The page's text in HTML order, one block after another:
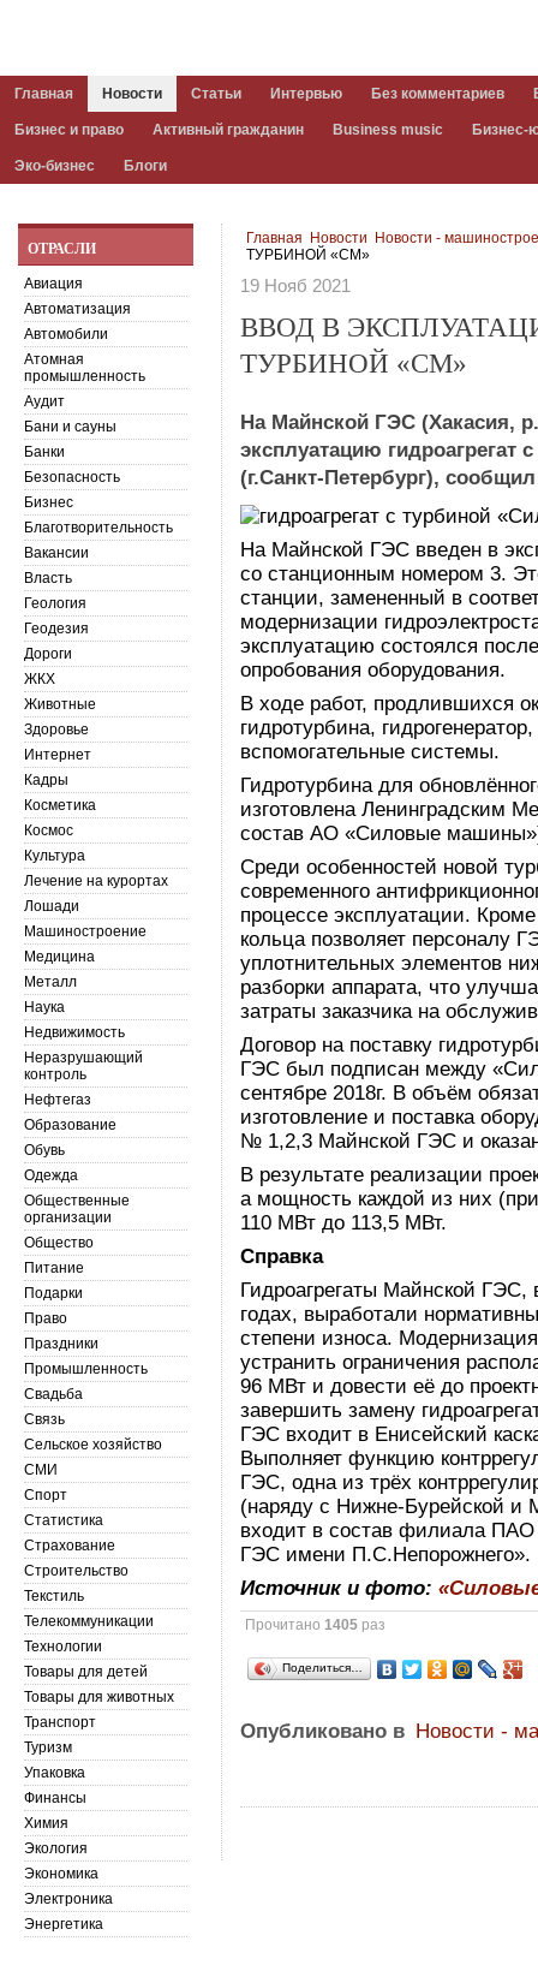
Главная Новости Статьи Интервью Без комментариев
Бизнес и право Активный гражданин Business music Бизнес-
Эко-бизнес Блоги
Главная Новости
Новости -
ТУРБИНОЙ «СМ»
19 Нояб 2021
ВВОД В
ТУРБИНОЙ «СМ»
На Майнской ГЭС (Хакасия,
эксплуатацию
(г.Санкт-Петербург),
На Майнской ГЭС введен в
со станционным номером 3.
станции, замененный в
модернизации
эксплуатацию состоялся
опробования оборудования.
В ходе работ, продлившихся
гидротурбина,
вспомогательные системы.
Гидротурбина для
изготовлена Ленинградским
состав АО «Силовые
Среди особенностей новой
современного
процессе эксплуатации. Кроме
кольца позволяет персоналу
уплотнительных элементов
разборки аппарата, что
затраты заказчика на
Договор на поставку
ГЭС был подписан между
сентябре 2018г. В объём
изготовление и поставка
№ 1,2,3 Майнской ГЭС и
В результате реализации
а мощность каждой из них
110 МВт до 113,5 МВт.
Справка
Гидроагрегаты Майнской
годах, выработали
степени износа.
устранить ограничения
96 МВт и довести её до
завершить замену
ГЭС входит в Енисейский
Выполняет функцию
ГЭС, одна из трёх
(наряду с Нижне-Бурейской
входит в состав филиала
ГЭС имени П.С.Непорожнего».
Источник и фото:
Прочитано1405 раз
Поделиться…
Опубликовано в Новости -
ОТРАСЛИ
Авиация
Автоматизация
Автомобили
Атомная
промышленность
Аудит
Бани и сауны
Банки
Безопасность
Бизнес
Благотворительность
Вакансии
Власть
Геология
Геодезия
Дороги
ЖКХ
Животные
Здоровье
Интернет
Кадры
Косметика
Космос
Культура
Лечение на курортах
Лошади
Машиностроение
Медицина
Металл
Наука
Недвижимость
Неразрушающий
контроль
Нефтегаз
Образование
Обувь
Одежда
Общественные
организации
Общество
Питание
Подарки
Право
Праздники
Промышленность
Свадьба
Связь
Сельское хозяйство
СМИ
Спорт
Статистика
Страхование
Строительство
Текстиль
Телекоммуникации
Технологии
Товары для детей
Товары для животных
Транспорт
Туризм
Упаковка
Финансы
Химия
Экология
Экономика
Электроника
Энергетика